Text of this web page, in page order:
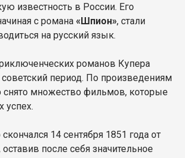
известность в России. Его
с романа «Шпион», стали
на русский язык.
романов Купера
советский период. По произведениям
снято множество фильмов, которые
успех.
скончался 14 сентября 1851 года от
после себя значительное